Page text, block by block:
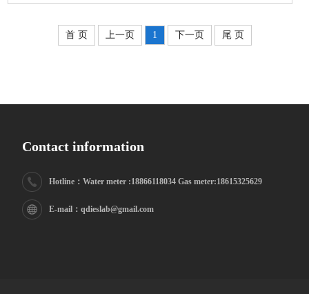
首 页 上一页 1 下一页 尾 页
Contact information
Hotline：Water meter :18866118034 Gas meter:18615325629
E-mail：qdieslab@gmail.com